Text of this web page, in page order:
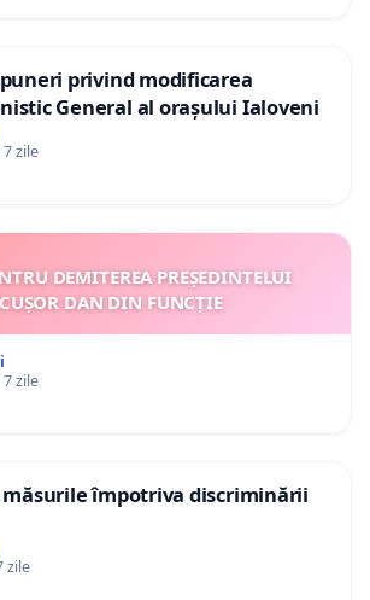
privind modificarea
General al orașului Ialoveni
zile
DEMITEREA PREȘEDINTELUI
DAN DIN FUNCȚIE
zile
împotriva discriminării
zile